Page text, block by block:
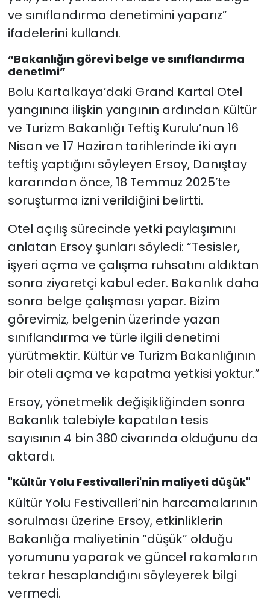
ve sınıflandırma denetimini yaparız”
ifadelerini kullandı.
“Bakanlığın görevi belge ve sınıflandırma
denetimi”
Bolu Kartalkaya’daki Grand Kartal Otel
yangınına ilişkin yangının ardından Kültür
ve Turizm Bakanlığı Teftiş Kurulu’nun 16
Nisan ve 17 Haziran tarihlerinde iki ayrı
teftiş yaptığını söyleyen Ersoy, Danıştay
kararından önce, 18 Temmuz 2025’te
soruşturma izni verildiğini belirtti.
Otel açılış sürecinde yetki paylaşımını
anlatan Ersoy şunları söyledi: “Tesisler,
işyeri açma ve çalışma ruhsatını aldıktan
sonra ziyaretçi kabul eder. Bakanlık daha
sonra belge çalışması yapar. Bizim
görevimiz, belgenin üzerinde yazan
sınıflandırma ve türle ilgili denetimi
yürütmektir. Kültür ve Turizm Bakanlığının
bir oteli açma ve kapatma yetkisi yoktur.”
Ersoy, yönetmelik değişikliğinden sonra
Bakanlık talebiyle kapatılan tesis
sayısının 4 bin 380 civarında olduğunu da
aktardı.
"Kültür Yolu Festivalleri'nin maliyeti düşük"
Kültür Yolu Festivalleri’nin harcamalarının
sorulması üzerine Ersoy, etkinliklerin
Bakanlığa maliyetinin “düşük” olduğu
yorumunu yaparak ve güncel rakamların
tekrar hesaplandığını söyleyerek bilgi
vermedi.